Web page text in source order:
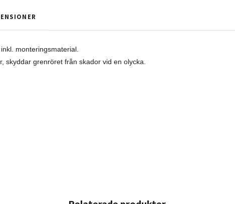
monteringsmaterial.
skyddar grenröret från skador vid en olycka.